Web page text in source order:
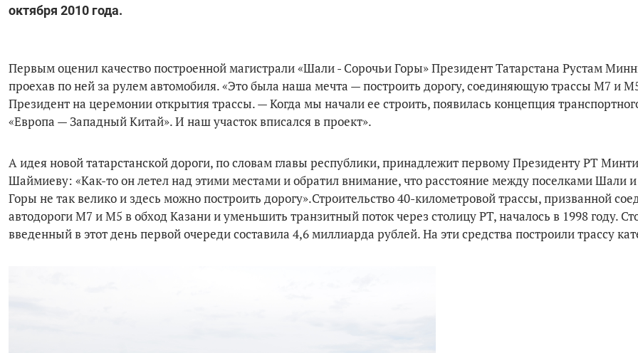
октября 2010 года.
Первым оценил качество построенной магистрали «Шали - Сорочьи Горы» Президент Татарстана Рустам
проехав по ней за рулем автомобиля. «Это была наша мечта — построить дорогу, соединяющую трассы М7 и
Президент на церемонии открытия трассы. — Когда мы начали ее строить, появилась концепция
«Европа — Западный Китай». И наш участок вписался в проект».
А идея новой татарстанской дороги, по словам главы республики, принадлежит первому Президенту РТ
Шаймиеву: «Как-то он летел над этими местами и обратил внимание, что расстояние между поселками Шали
Горы не так велико и здесь можно построить дорогу».Строительство 40-километровой трассы, призванной
автодороги М7 и М5 в обход Казани и уменьшить транзитный поток через столицу РТ, началось в 1998 году.
введенный в этот день первой очереди составила 4,6 миллиарда рублей. На эти средства построили трассу